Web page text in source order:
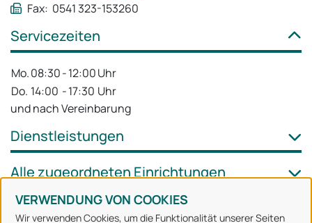
VERWENDUNG VON COOKIES
Wir verwenden Cookies, um die Funktionalität unserer Seiten
Fax: 0541 323-153260
Servicezeiten
Mo.08:30-12:00Uhr
Do. 14:00 -17:30 Uhr
und nach Vereinbarung
Dienstleistungen
Alle zugeordneten Einrichtungen